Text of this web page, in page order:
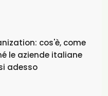
cos'è, come
le aziende italiane
adesso